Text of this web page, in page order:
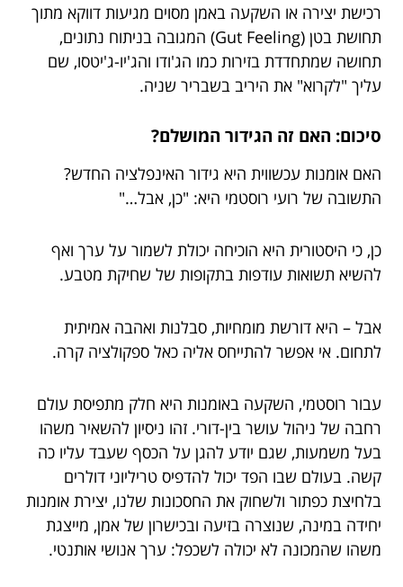
רכישת יצירה או השקעה באמן מסוים מגיעות דווקא מתוך
תחושת בטן (Gut Feeling) המגובה בניתוח נתונים,
תחושה שמתחדדת בזירות כמו הג'ודו והג'יו-ג'יטסו, שם
עליך "לקרוא" את היריב בשבריר שניה.
סיכום: האם זה הגידור המושלם?
האם אומנות עכשווית היא גידור האינפלציה החדש?
התשובה של רועי רוסטמי היא: "כן, אבל…"
כן, כי היסטורית היא הוכיחה יכולת לשמור על ערך ואף
להשיא תשואות עודפות בתקופות של שחיקת מטבע.
אבל – היא דורשת מומחיות, סבלנות ואהבה אמיתית
לתחום. אי אפשר להתייחס אליה כאל ספקולציה קרה.
עבור רוסטמי, השקעה באומנות היא חלק מתפיסת עולם
רחבה של ניהול עושר בין-דורי. זהו ניסיון להשאיר משהו
בעל משמעות, שגם יודע להגן על הכסף שעבד עליו כה
קשה. בעולם שבו הפד יכול להדפיס טריליוני דולרים
בלחיצת כפתור ולשחוק את החסכונות שלנו, יצירת אומנות
יחידה במינה, שנוצרה בזיעה ובכישרון של אמן, מייצגת
משהו שהמכונה לא יכולה לשכפל: ערך אנושי אותנטי.